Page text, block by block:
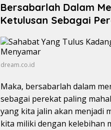
Bersabarlah Dalam
Ketulusan Sebagai
dream.co.id
Maka, bersabarlah dalam
sebagai perekat paling
yang kita jalin akan menjadi
kita miliki dengan kelebihan